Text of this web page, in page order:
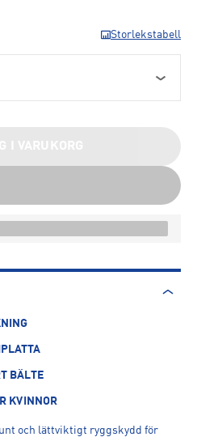
Storlekstabell
BÄLTE
KVINNOR
och lättviktigt ryggskydd för